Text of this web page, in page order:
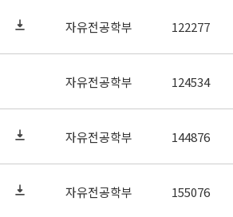
자유전공학부 122277
자유전공학부 124534
자유전공학부 144876
자유전공학부 155076